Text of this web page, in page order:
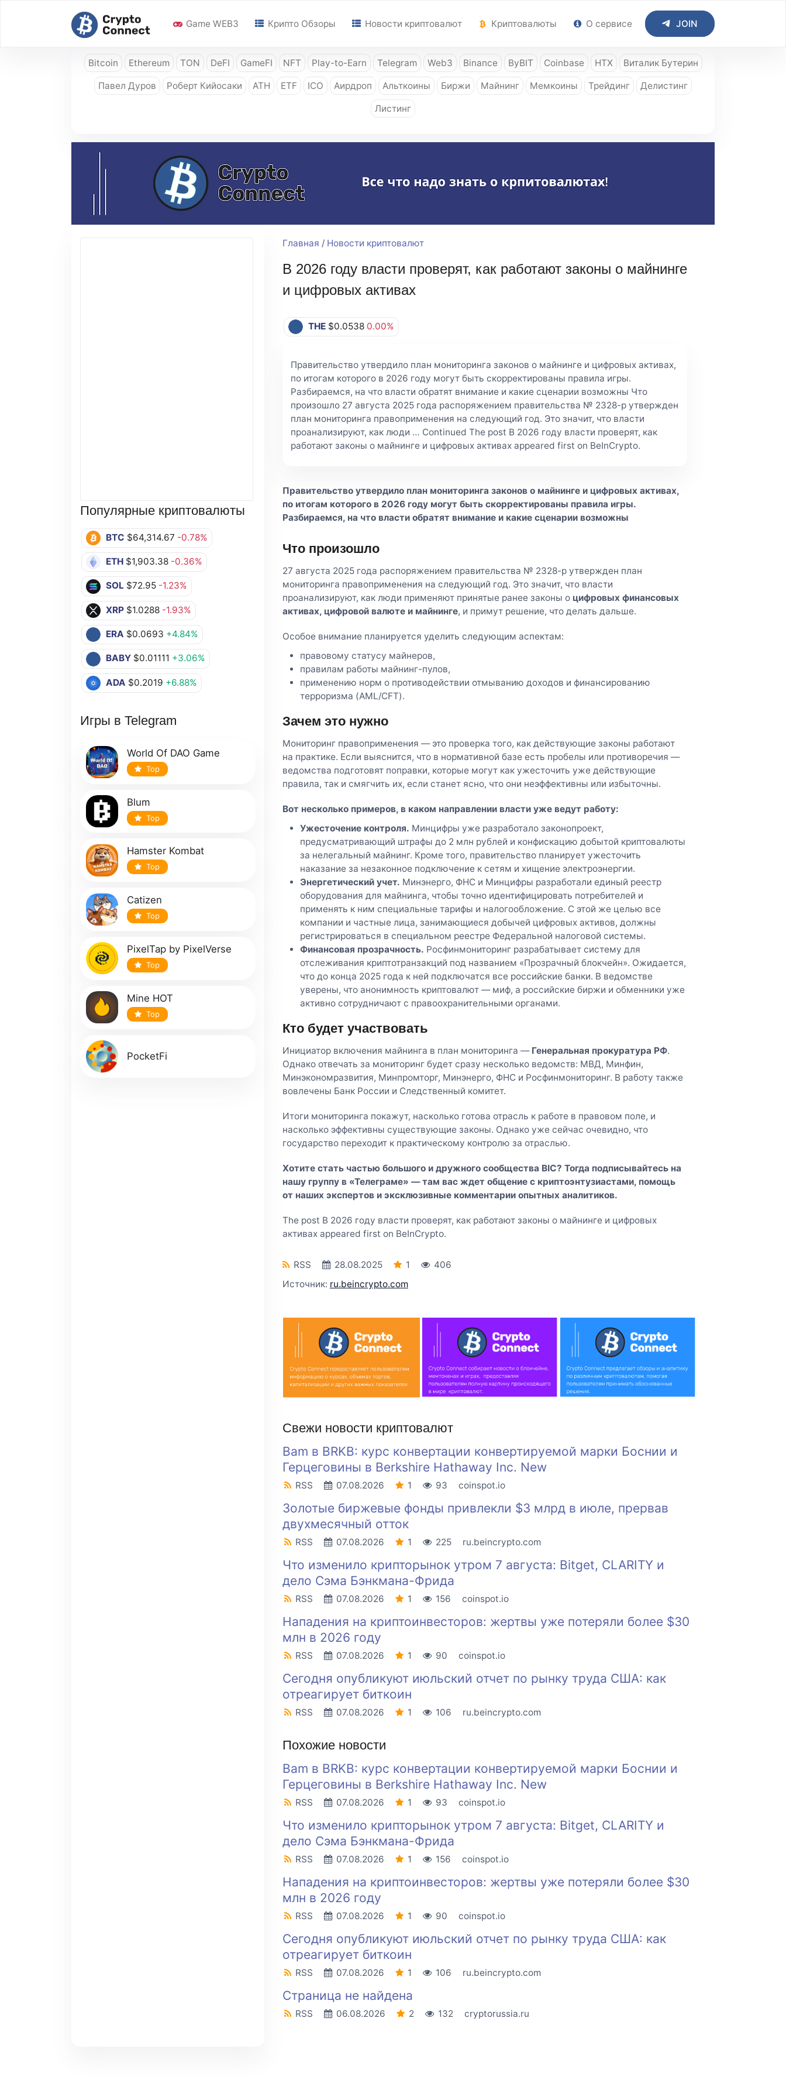
Game WEB3 Крипто Обзоры Новости криптовалют Криптовалюты О сервисе JOIN
Bitcoin Ethereum TON DeFI GameFI NFT Play-to-Earn Telegram Web3 Binance ByBIT Coinbase HTX Виталик Бутерин
Павел Дуров Роберт Кийосаки ATH ETF ICO Аирдроп Альткоины Биржи Майнинг Мемкоины Трейдинг Делистинг
Листинг
Популярные криптовалюты
BTC $64,314.67 -0.78%
ETH $1,903.38 -0.36%
SOL $72.95 -1.23%
XRP $1.0288 -1.93%
ERA $0.0693 +4.84%
BABY $0.01111 +3.06%
ADA $0.2019 +6.88%
Игры в Telegram
World Of DAO Game
Top
Blum
Top
Hamster Kombat
Top
Catizen
Top
PixelTap by PixelVerse
Top
Mine HOT
Top
PocketFi
Главная / Новости криптовалют
В 2026 году власти проверят, как работают законы о майнинге
и цифровых активах
THE $0.0538 0.00%
Правительство утвердило план мониторинга законов о майнинге и цифровых активах,
по итогам которого в 2026 году могут быть скорректированы правила игры.
Разбираемся, на что власти обратят внимание и какие сценарии возможны Что
произошло 27 августа 2025 года распоряжением правительства № 2328-р утвержден
план мониторинга правоприменения на следующий год. Это значит, что власти
проанализируют, как люди … Continued The post В 2026 году власти проверят, как
работают законы о майнинге и цифровых активах appeared first on BeInCrypto.
Правительство утвердило план мониторинга законов о майнинге и цифровых активах,
по итогам которого в 2026 году могут быть скорректированы правила игры.
Разбираемся, на что власти обратят внимание и какие сценарии возможны
Что произошло
27 августа 2025 года распоряжением правительства № 2328-р утвержден план
мониторинга правоприменения на следующий год. Это значит, что власти
проанализируют, как люди применяют принятые ранее законы о цифровых финансовых
активах, цифровой валюте и майнинге, и примут решение, что делать дальше.
Особое внимание планируется уделить следующим аспектам:
правовому статусу майнеров,
правилам работы майнинг-пулов,
применению норм о противодействии отмыванию доходов и финансированию
терроризма (AML/CFT).
Зачем это нужно
Мониторинг правоприменения — это проверка того, как действующие законы работают
на практике. Если выяснится, что в нормативной базе есть пробелы или противоречия —
ведомства подготовят поправки, которые могут как ужесточить уже действующие
правила, так и смягчить их, если станет ясно, что они неэффективны или избыточны.
Вот несколько примеров, в каком направлении власти уже ведут работу:
Ужесточение контроля. Минцифры уже разработало законопроект,
предусматривающий штрафы до 2 млн рублей и конфискацию добытой криптовалюты
за нелегальный майнинг. Кроме того, правительство планирует ужесточить
наказание за незаконное подключение к сетям и хищение электроэнергии.
Энергетический учет. Минэнерго, ФНС и Минцифры разработали единый реестр
оборудования для майнинга, чтобы точно идентифицировать потребителей и
применять к ним специальные тарифы и налогообложение. С этой же целью все
компании и частные лица, занимающиеся добычей цифровых активов, должны
регистрироваться в специальном реестре Федеральной налоговой системы.
Финансовая прозрачность. Росфинмониторинг разрабатывает систему для
отслеживания криптотранзакций под названием «Прозрачный блокчейн». Ожидается,
что до конца 2025 года к ней подключатся все российские банки. В ведомстве
уверены, что анонимность криптовалют — миф, а российские биржи и обменники уже
активно сотрудничают с правоохранительными органами.
Кто будет участвовать
Инициатор включения майнинга в план мониторинга — Генеральная прокуратура РФ.
Однако отвечать за мониторинг будет сразу несколько ведомств: МВД, Минфин,
Минэкономразвития, Минпромторг, Минэнерго, ФНС и Росфинмониторинг. В работу также
вовлечены Банк России и Следственный комитет.
Итоги мониторинга покажут, насколько готова отрасль к работе в правовом поле, и
насколько эффективны существующие законы. Однако уже сейчас очевидно, что
государство переходит к практическому контролю за отраслью.
Хотите стать частью большого и дружного сообщества BIC? Тогда подписывайтесь на
нашу группу в «Телеграме» — там вас ждет общение с криптоэнтузиастами, помощь
от наших экспертов и эксклюзивные комментарии опытных аналитиков.
The post В 2026 году власти проверят, как работают законы о майнинге и цифровых
активах appeared first on BeInCrypto.
RSS 28.08.2025 1
406
Источник: ru.beincrypto.com
Свежи новости криптовалют
Bam в BRKB: курс конвертации конвертируемой марки Боснии и
Герцеговины в Berkshire Hathaway Inc. New
RSS 07.08.2026 1 93 coinspot.io
Золотые биржевые фонды привлекли $3 млрд в июле, прервав
двухмесячный отток
RSS 07.08.2026 1 225 ru.beincrypto.com
Что изменило крипторынок утром 7 августа: Bitget, CLARITY и
дело Сэма Бэнкмана-Фрида
RSS 07.08.2026 1 156 coinspot.io
Нападения на криптоинвесторов: жертвы уже потеряли более $30
млн в 2026 году
RSS 07.08.2026 1 90 coinspot.io
Сегодня опубликуют июльский отчет по рынку труда США: как
отреагирует биткоин
RSS 07.08.2026 1 106 ru.beincrypto.com
Похожие новости
Bam в BRKB: курс конвертации конвертируемой марки Боснии и
Герцеговины в Berkshire Hathaway Inc. New
RSS 07.08.2026 1 93 coinspot.io
Что изменило крипторынок утром 7 августа: Bitget, CLARITY и
дело Сэма Бэнкмана-Фрида
RSS 07.08.2026 1 156 coinspot.io
Нападения на криптоинвесторов: жертвы уже потеряли более $30
млн в 2026 году
RSS 07.08.2026 1 90 coinspot.io
Сегодня опубликуют июльский отчет по рынку труда США: как
отреагирует биткоин
RSS 07.08.2026 1 106 ru.beincrypto.com
Страница не найдена
RSS 06.08.2026 2 132 cryptorussia.ru